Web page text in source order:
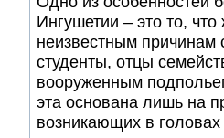
Ингушетии – это то,
неизвестным
студенты, отцы
вооруженным
эта основана лишь на
возникающих в головах